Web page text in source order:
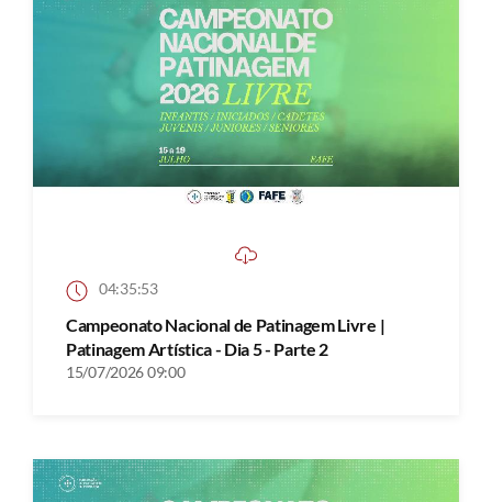
04:35:53
Campeonato Nacional de Patinagem Livre |
Patinagem Artística - Dia 5 - Parte 2
15/07/2026 09:00